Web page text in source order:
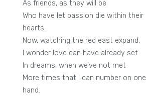
As friends, as they will be
Who have let passion die within their
hearts.
Now, watching the red east expand,
I wonder love can have already set
In dreams, when we’ve not met
More times that I can number on one
hand.